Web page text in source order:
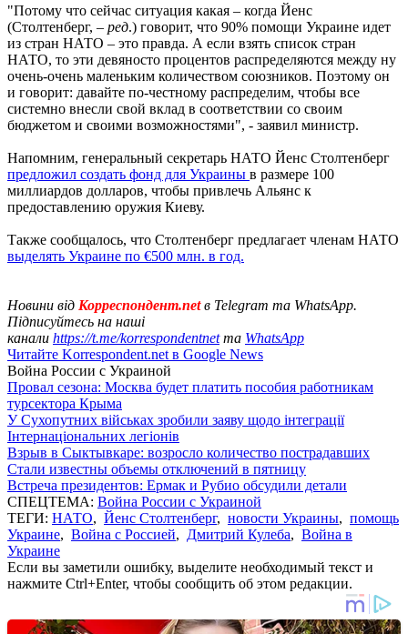
"Потому что сейчас ситуация какая – когда Йенс
(Столтенберг, – ред.) говорит, что 90% помощи Украине идет
из стран НАТО – это правда. А если взять список стран
НАТО, то эти девяносто процентов распределяются между ну
очень-очень маленьким количеством союзников. Поэтому он
и говорит: давайте по-честному распределим, чтобы все
системно внесли свой вклад в соответствии со своим
бюджетом и своими возможностями", - заявил министр.
Напомним, генеральный секретарь НАТО Йенс Столтенберг
предложил создать фонд для Украины в размере 100
миллиардов долларов, чтобы привлечь Альянс к
предоставлению оружия Киеву.
Также сообщалось, что Столтенберг предлагает членам НАТО
выделять Украине по €500 млн. в год.
Новини від Корреспондент.netв Telegram та WhatsApp.
Підписуйтесь на наші
канали https://t.me/korrespondentnetта WhatsApp
Читайте Korrespondent.net в Google News
Война России с Украиной
Провал сезона: Москва будет платить пособия работникам
турсектора Крыма
У Сухопутних військах зробили заяву щодо інтеграції
Інтернаціональних легіонів
Взрыв в Сыктывкаре: возросло количество пострадавших
Стали известны объемы отключений в пятницу
Встреча президентов: Ермак и Рубио обсудили детали
СПЕЦТЕМА: Война России с Украиной
ТЕГИ: НАТО, Йенс Столтенберг, новости Украины, помощь
Украине, Война с Россией, Дмитрий Кулеба, Война в
Украине
Если вы заметили ошибку, выделите необходимый текст и
нажмите Ctrl+Enter, чтобы сообщить об этом редакции.